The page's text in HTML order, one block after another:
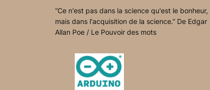
“Ce n'est pas dans la science qu'est le bonheur,
mais dans l'acquisition de la science.” De Edgar
Allan Poe / Le Pouvoir des mots